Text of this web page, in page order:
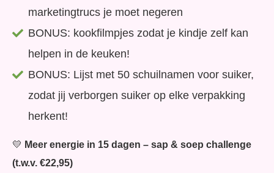
marketingtrucs je moet negeren
BONUS: kookfilmpjes zodat je kindje zelf kan
helpen in de keuken!
BONUS: Lijst met 50 schuilnamen voor suiker,
zodat jij verborgen suiker op elke verpakking
herkent!
💛 Meer energie in 15 dagen – sap & soep challenge
(t.w.v. €22,95)